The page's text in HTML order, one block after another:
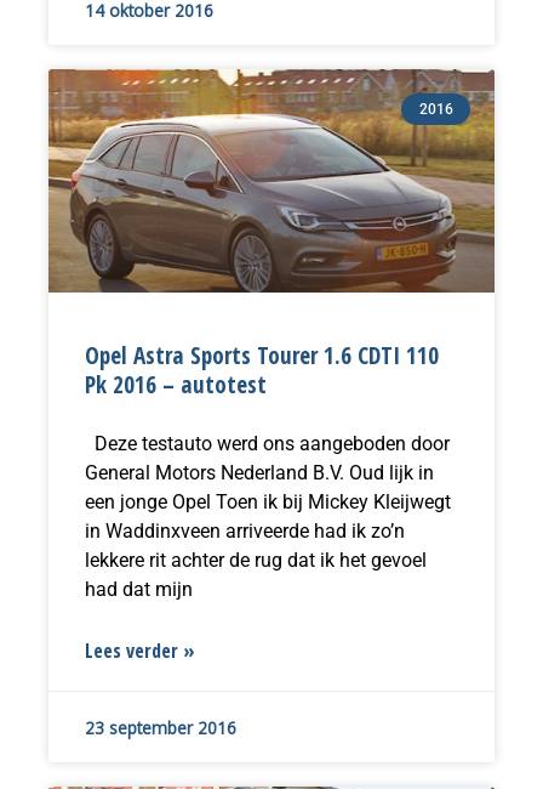
14 oktober 2016
2016
Opel Astra Sports Tourer 1.6 CDTI 110
Pk 2016 – autotest
Deze testauto werd ons aangeboden door
General Motors Nederland B.V. Oud lijk in
een jonge Opel Toen ik bij Mickey Kleijwegt
in Waddinxveen arriveerde had ik zo’n
lekkere rit achter de rug dat ik het gevoel
had dat mijn
Lees verder »
23 september 2016